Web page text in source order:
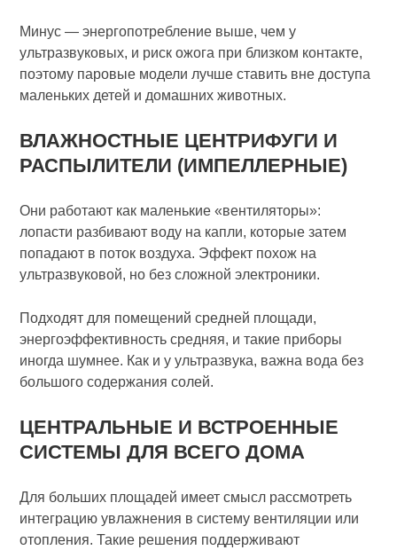
Минус — энергопотребление выше, чем у
ультразвуковых, и риск ожога при близком контакте,
поэтому паровые модели лучше ставить вне доступа
маленьких детей и домашних животных.
ВЛАЖНОСТНЫЕ ЦЕНТРИФУГИ И
РАСПЫЛИТЕЛИ (ИМПЕЛЛЕРНЫЕ)
Они работают как маленькие «вентиляторы»:
лопасти разбивают воду на капли, которые затем
попадают в поток воздуха. Эффект похож на
ультразвуковой, но без сложной электроники.
Подходят для помещений средней площади,
энергоэффективность средняя, и такие приборы
иногда шумнее. Как и у ультразвука, важна вода без
большого содержания солей.
ЦЕНТРАЛЬНЫЕ И ВСТРОЕННЫЕ
СИСТЕМЫ ДЛЯ ВСЕГО ДОМА
Для больших площадей имеет смысл рассмотреть
интеграцию увлажнения в систему вентиляции или
отопления. Такие решения поддерживают